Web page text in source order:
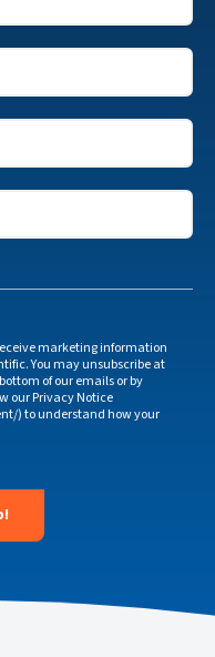
marketing information
You may unsubscribe at
of our emails or by
our Privacy Notice
) to understand how your